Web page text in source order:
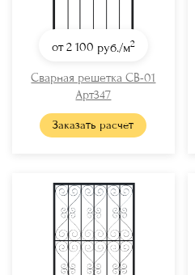
от 2 100 руб./м2
Сварная решетка СВ-01
Арт347
Заказать расчет